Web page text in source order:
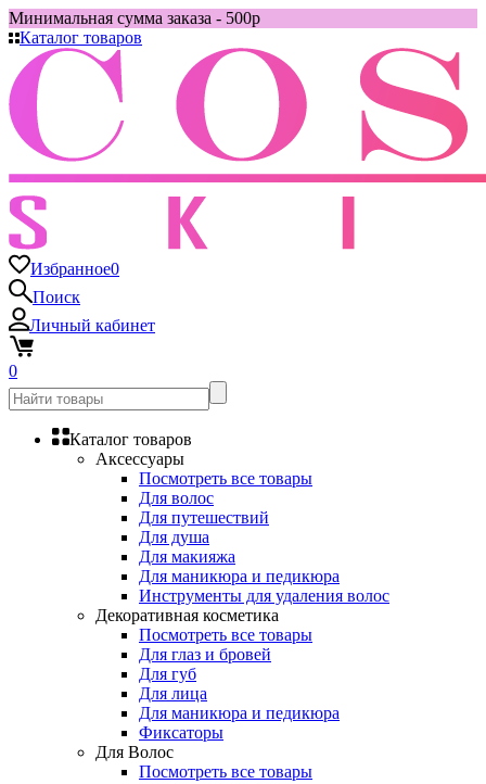
Минимальная сумма заказа - 500р
Каталог товаров
Избранное0
Поиск
Личный кабинет
0
Каталог товаров
Аксессуары
Посмотреть все товары
Для волос
Для путешествий
Для душа
Для макияжа
Для маникюра и педикюра
Инструменты для удаления волос
Декоративная косметика
Посмотреть все товары
Для глаз и бровей
Для губ
Для лица
Для маникюра и педикюра
Фиксаторы
Для Волос
Посмотреть все товары